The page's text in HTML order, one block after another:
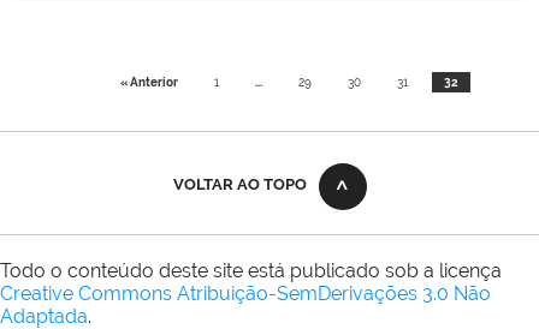
« Anterior 1 ... 29 30 31 32
VOLTAR AO TOPO
Todo o conteúdo deste site está publicado sob a licença
Creative Commons Atribuição-SemDerivações 3.0 Não
Adaptada.